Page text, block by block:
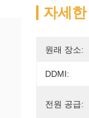
자세
원래 장소:
DDMI:
전원 공급: